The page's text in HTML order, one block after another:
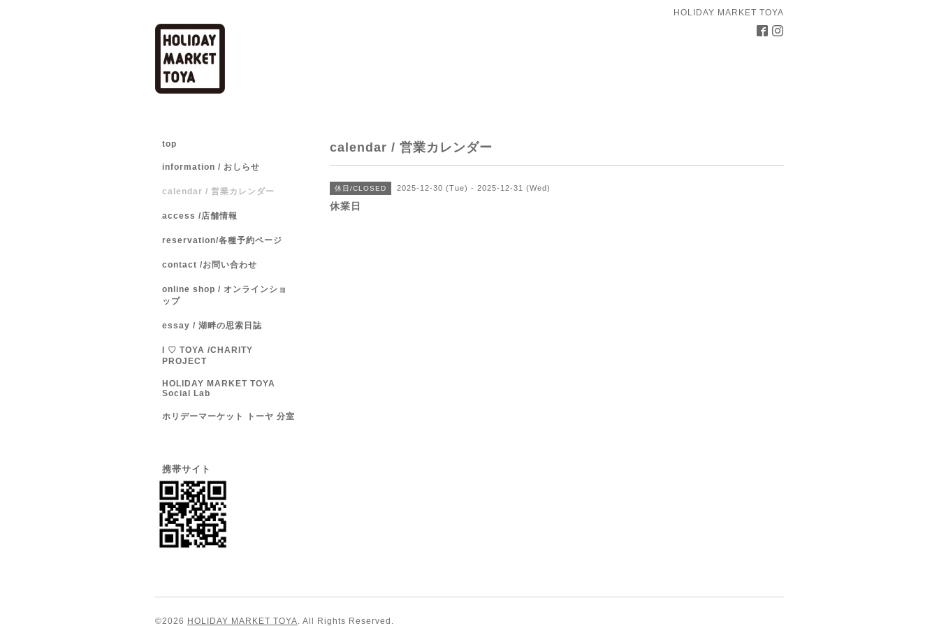
HOLIDAY MARKET TOYA
calendar / 営業カレンダー
休日/CLOSED 2025-12-30 (Tue) - 2025-12-31 (Wed)
休業日
top
information / おしらせ
calendar / 営業カレンダー
access /店舗情報
reservation/各種予約ページ
contact /お問い合わせ
online shop / オンラインショ
ップ
essay / 湖畔の思索日誌
I ♡ TOYA /CHARITY
PROJECT
HOLIDAY MARKET TOYA
Social Lab
ホリデーマーケット トーヤ 分室
携帯サイト
©2026 HOLIDAY MARKET TOYA. All Rights Reserved.